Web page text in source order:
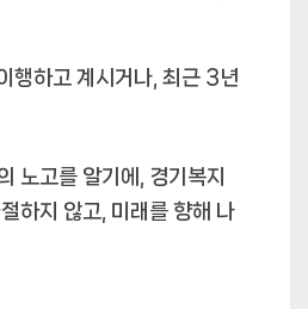
행하고 계시거나, 최근 3년
노고를 알기에, 경기복지
하지 않고, 미래를 향해 나